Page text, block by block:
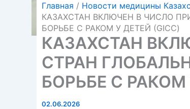
Главная
Новости медицины
КАЗАХСТАН ВКЛЮЧЕН В ЧИСЛО
БОРЬБЕ С РАКОМ У ДЕТЕЙ (GICC)
КАЗАХСТАН
СТРАН
БОРЬБЕ С РАКОМ
02.06.2026